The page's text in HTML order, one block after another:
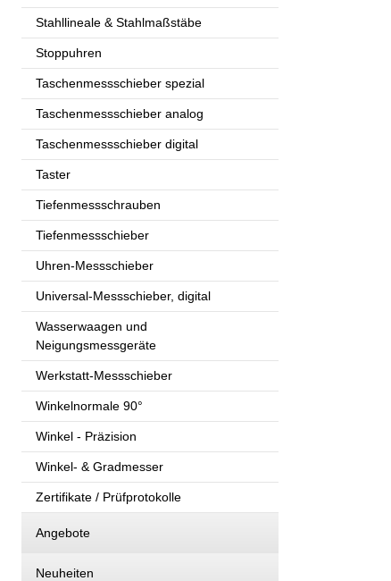
Stahllineale & Stahlmaßstäbe
Stoppuhren
Taschenmessschieber spezial
Taschenmessschieber analog
Taschenmessschieber digital
Taster
Tiefenmessschrauben
Tiefenmessschieber
Uhren-Messschieber
Universal-Messschieber, digital
Wasserwaagen und
Neigungsmessgeräte
Werkstatt-Messschieber
Winkelnormale 90°
Winkel - Präzision
Winkel- & Gradmesser
Zertifikate / Prüfprotokolle
Angebote
Neuheiten